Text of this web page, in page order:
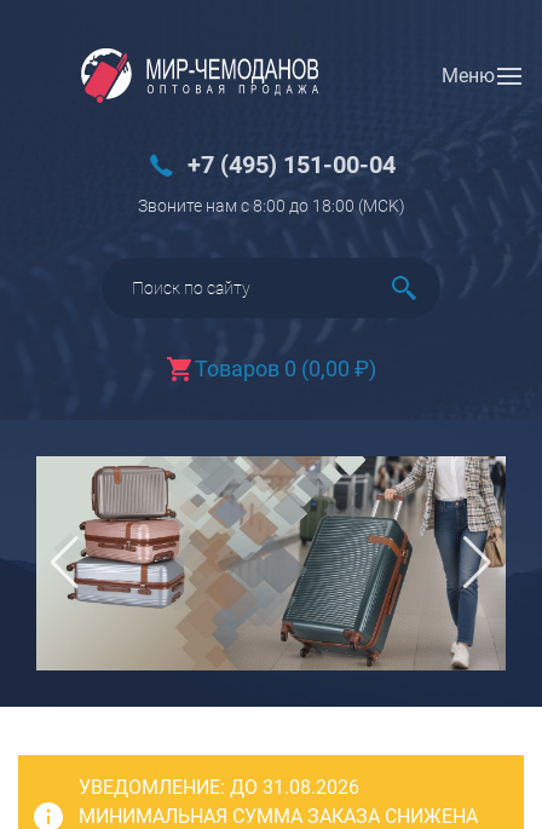
Меню
+7 (495) 151-00-04
Звоните нам с 8:00 до 18:00 (МCK)
Товаров 0 (0,00 ₽)
Вход Регистрация
Багаж
Чемоданы
Чемоданы детские
Пилоты на колесах
чемоданов
Бьюти-кейсы
САКВОЯЖИ
РАСПРОДАЖА
Сумки
Сумки колесные
Сумки спортивные
Сумки деловые
Сумки поясные
УВЕДОМЛЕНИЕ: ДО 31.08.2026
МИНИМАЛЬНАЯ СУММА ЗАКАЗА СНИЖЕНА